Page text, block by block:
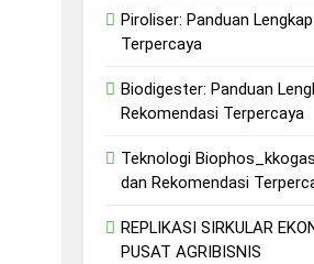
Piroliser: Panduan
Terpercaya
Biodigester: Panduan
Rekomendasi Terpercaya
Teknologi
dan Rekomendasi
REPLIKASI SIRKULAR
PUSAT AGRIBISNIS